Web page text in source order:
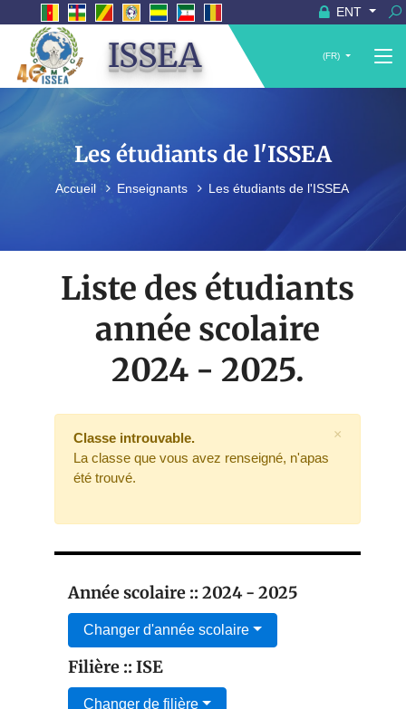
ENT
ISSEA (FR)
Les étudiants de l'ISSEA
Accueil Enseignants Les étudiants de l'ISSEA
Liste des étudiants
année scolaire
2024 - 2025.
Classe introuvable.
La classe que vous avez renseigné, n'apas
été trouvé.
×
Année scolaire :: 2024 - 2025
Changer d'année scolaire
Filière :: ISE
Changer de filière